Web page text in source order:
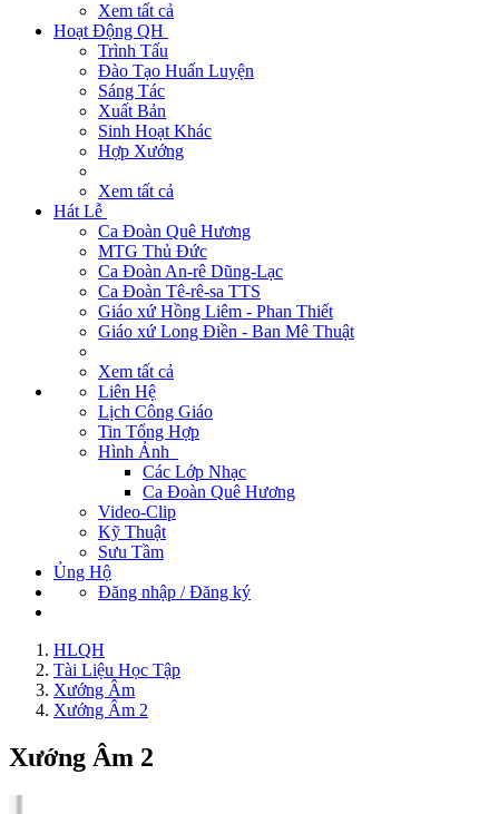
Xem tất cả
Hoạt Động QH
Trình Tấu
Đào Tạo Huấn Luyện
Sáng Tác
Xuất Bản
Sinh Hoạt Khác
Hợp Xướng
Xem tất cả
Hát Lễ
Ca Đoàn Quê Hương
MTG Thủ Đức
Ca Đoàn An-rê Dũng-Lạc
Ca Đoàn Tê-rê-sa TTS
Giáo xứ Hồng Liêm - Phan Thiết
Giáo xứ Long Điền - Ban Mê Thuật
Xem tất cả
Liên Hệ
Lịch Công Giáo
Tin Tổng Hợp
Hình Ảnh
Các Lớp Nhạc
Ca Đoàn Quê Hương
Video-Clip
Kỹ Thuật
Sưu Tầm
Ủng Hộ
Đăng nhập / Đăng ký
HLQH
Tài Liệu Học Tập
Xướng Âm
Xướng Âm 2
Xướng Âm 2